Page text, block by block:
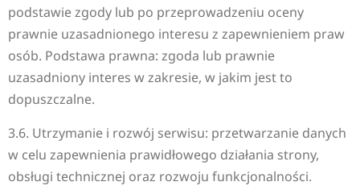
podstawie zgody lub po przeprowadzeniu oceny
prawnie uzasadnionego interesu z zapewnieniem praw
osób. Podstawa prawna: zgoda lub prawnie
uzasadniony interes w zakresie, w jakim jest to
dopuszczalne.
3.6. Utrzymanie i rozwój serwisu: przetwarzanie danych
w celu zapewnienia prawidłowego działania strony,
obsługi technicznej oraz rozwoju funkcjonalności.